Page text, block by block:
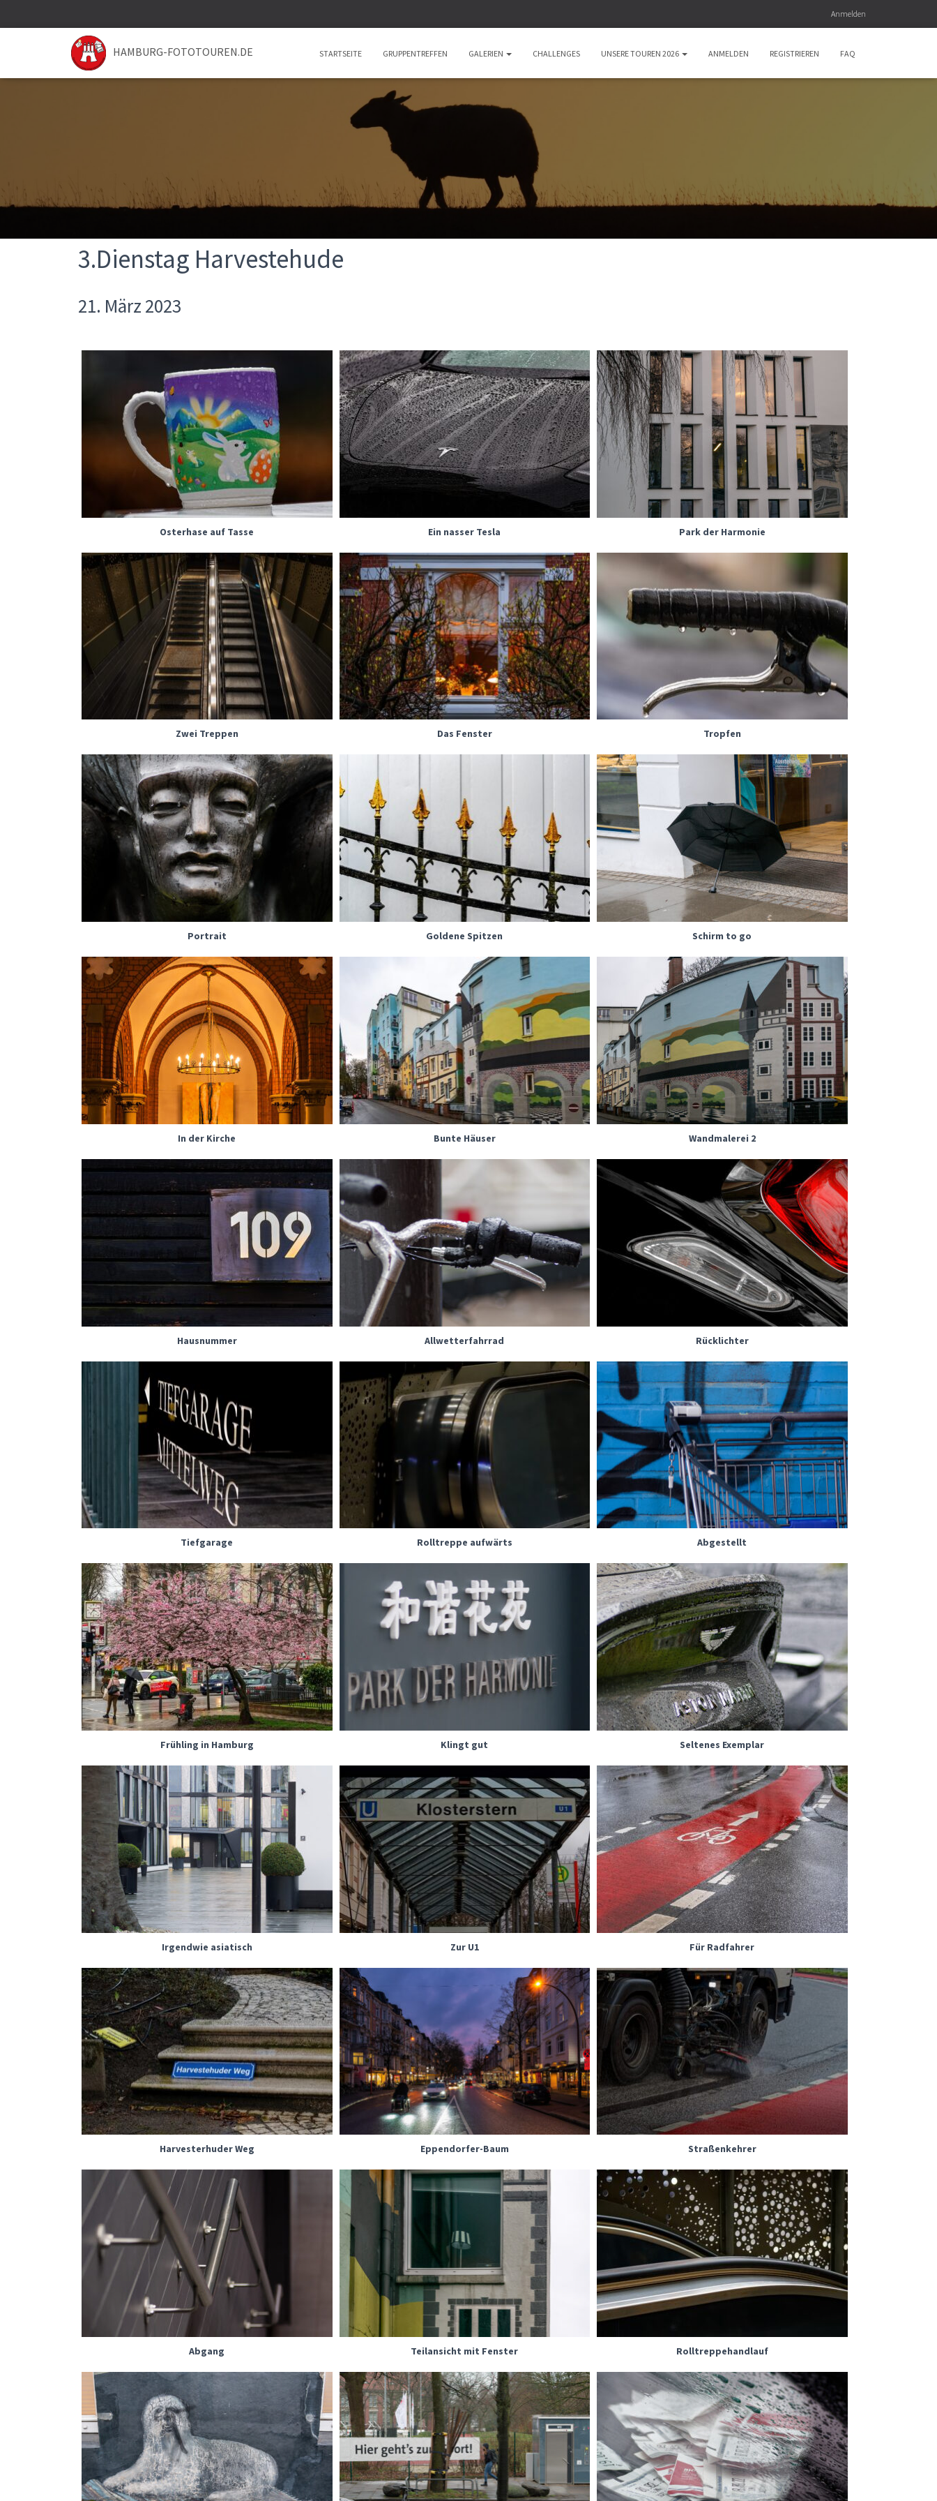
Anmelden
HAMBURG-FOTOTOUREN.DE STARTSEITE GRUPPENTREFFEN GALERIEN CHALLENGES UNSERE TOUREN 2026 ANMELDEN REGISTRIEREN FAQ
3.Dienstag Harvestehude
21. März 2023
Osterhase auf Tasse Ein nasser Tesla Park der Harmonie
Zwei Treppen Das Fenster Tropfen
Portrait Goldene Spitzen Schirm to go
In der Kirche Bunte Häuser Wandmalerei 2
Hausnummer Allwetterfahrrad Rücklichter
Tiefgarage Rolltreppe aufwärts Abgestellt
Frühling in Hamburg Klingt gut Seltenes Exemplar
Irgendwie asiatisch Zur U1 Für Radfahrer
Harvesterhuder Weg Eppendorfer-Baum Straßenkehrer
Abgang Teilansicht mit Fenster Rolltreppehandlauf